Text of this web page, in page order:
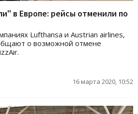
в Европе: рейсы отменили по
Lufthansa и Austrian airlines,
о возможной отмене
16 марта 2020, 10:52